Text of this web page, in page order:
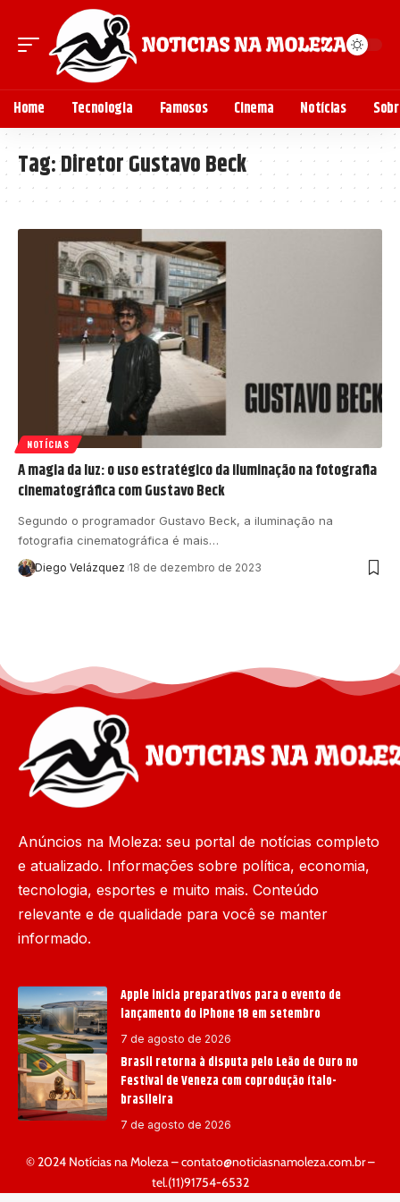
Home Tecnologia Famosos Cinema Notícias
Tag:Diretor Gustavo Beck
NOTÍCIAS
A magia da luz: o uso estratégico da iluminação na fotografia
cinematográfica com Gustavo Beck
Segundo o programador Gustavo Beck, a iluminação na
fotografia cinematográfica é mais…
Diego Velázquez 18 de dezembro de 2023
Anúncios na Moleza: seu portal de notícias completo
e atualizado. Informações sobre política, economia,
tecnologia, esportes e muito mais. Conteúdo
relevante e de qualidade para você se manter
informado.
Apple inicia preparativos para o evento de
lançamento do iPhone 18 em setembro
7 de agosto de 2026
Brasil retorna à disputa pelo Leão de Ouro no
Festival de Veneza com coprodução ítalo-
brasileira
7 de agosto de 2026
© 2024 Notícias na Moleza –contato@noticiasnamoleza.com.br–
tel.(11)91754-6532